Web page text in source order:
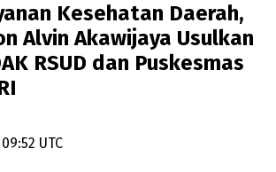
Kesehatan Daerah,
Alvin Akawijaya Usulkan
RSUD dan Puskesmas
UTC